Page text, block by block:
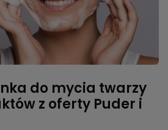
do mycia twarzy
z oferty Puder i